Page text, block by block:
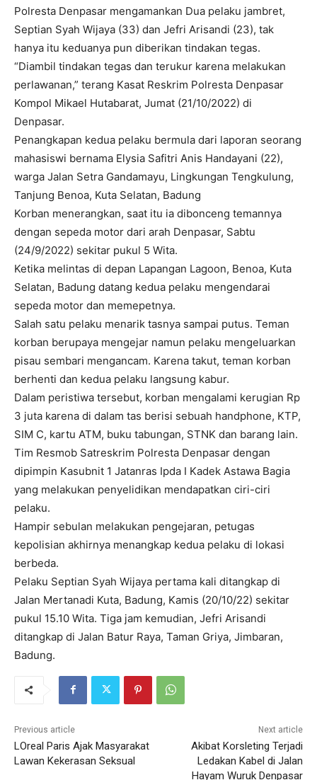
Polresta Denpasar mengamankan Dua pelaku jambret,
Septian Syah Wijaya (33) dan Jefri Arisandi (23), tak
hanya itu keduanya pun diberikan tindakan tegas.
“Diambil tindakan tegas dan terukur karena melakukan
perlawanan,” terang Kasat Reskrim Polresta Denpasar
Kompol Mikael Hutabarat, Jumat (21/10/2022) di
Denpasar.
Penangkapan kedua pelaku bermula dari laporan seorang
mahasiswi bernama Elysia Safitri Anis Handayani (22),
warga Jalan Setra Gandamayu, Lingkungan Tengkulung,
Tanjung Benoa, Kuta Selatan, Badung
Korban menerangkan, saat itu ia dibonceng temannya
dengan sepeda motor dari arah Denpasar, Sabtu
(24/9/2022) sekitar pukul 5 Wita.
Ketika melintas di depan Lapangan Lagoon, Benoa, Kuta
Selatan, Badung datang kedua pelaku mengendarai
sepeda motor dan memepetnya.
Salah satu pelaku menarik tasnya sampai putus. Teman
korban berupaya mengejar namun pelaku mengeluarkan
pisau sembari mengancam. Karena takut, teman korban
berhenti dan kedua pelaku langsung kabur.
Dalam peristiwa tersebut, korban mengalami kerugian Rp
3 juta karena di dalam tas berisi sebuah handphone, KTP,
SIM C, kartu ATM, buku tabungan, STNK dan barang lain.
Tim Resmob Satreskrim Polresta Denpasar dengan
dipimpin Kasubnit 1 Jatanras Ipda I Kadek Astawa Bagia
yang melakukan penyelidikan mendapatkan ciri-ciri
pelaku.
Hampir sebulan melakukan pengejaran, petugas
kepolisian akhirnya menangkap kedua pelaku di lokasi
berbeda.
Pelaku Septian Syah Wijaya pertama kali ditangkap di
Jalan Mertanadi Kuta, Badung, Kamis (20/10/22) sekitar
pukul 15.10 Wita. Tiga jam kemudian, Jefri Arisandi
ditangkap di Jalan Batur Raya, Taman Griya, Jimbaran,
Badung.
Previous article
LOreal Paris Ajak Masyarakat
Lawan Kekerasan Seksual
Next article
Akibat Korsleting Terjadi
Ledakan Kabel di Jalan
Hayam Wuruk Denpasar